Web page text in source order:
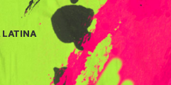
LATINA